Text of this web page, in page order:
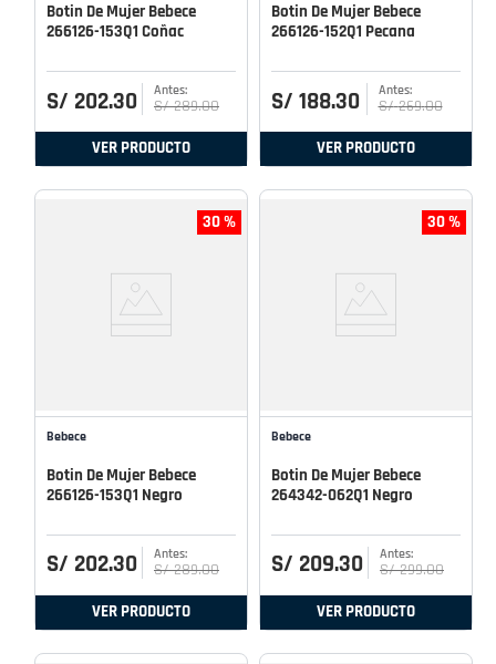
Botin De Mujer Bebece
266126-153Q1 Coñac
S/ 202.30 S/ 289.00
VER PRODUCTO
Botin De Mujer Bebece
266126-152Q1 Pecana
S/ 188.30 S/ 269.00
VER PRODUCTO
30 %
Bebece
Botin De Mujer Bebece
266126-153Q1 Negro
S/ 202.30 S/ 289.00
VER PRODUCTO
30 %
Bebece
Botin De Mujer Bebece
264342-062Q1 Negro
S/ 209.30 S/ 299.00
VER PRODUCTO